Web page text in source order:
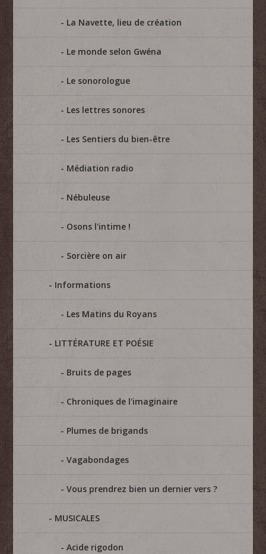
La Navette, lieu de création
Le monde selon Gwéna
Le sonorologue
Les lettres sonores
Les Sentiers du bien-être
Médiation radio
Nébuleuse
Osons l'intime !
Sorcière on air
Informations
Les Matins du Royans
LITTÉRATURE ET POÉSIE
Bruits de pages
Chroniques de l'imaginaire
Plumes de brigands
Vagabondages
Vous prendrez bien un dernier vers ?
MUSICALES
Acide rigodon